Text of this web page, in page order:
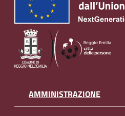
AMMINISTRAZIONE